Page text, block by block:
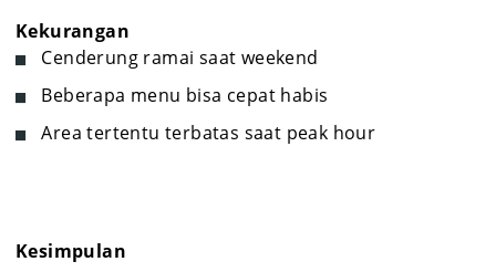
Kekurangan
Cenderung ramai saat weekend
Beberapa menu bisa cepat habis
Area tertentu terbatas saat peak hour
Kesimpulan